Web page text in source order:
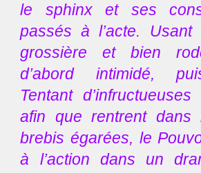
le sphinx et ses
passés à l’acte. Usant
grossière et bien
d’abord intimidé,
Tentant d’infructueuses
afin que rentrent dans
brebis égarées, le
à l’action dans un